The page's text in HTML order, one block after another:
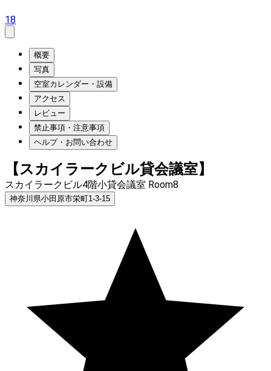
18
概要
写真
空室カレンダー・設備
アクセス
レビュー
禁止事項・注意事項
ヘルプ・お問い合わせ
【スカイラークビル貸会議室】
スカイラークビル4階小貸会議室 Room8
神奈川県小田原市栄町1-3-15